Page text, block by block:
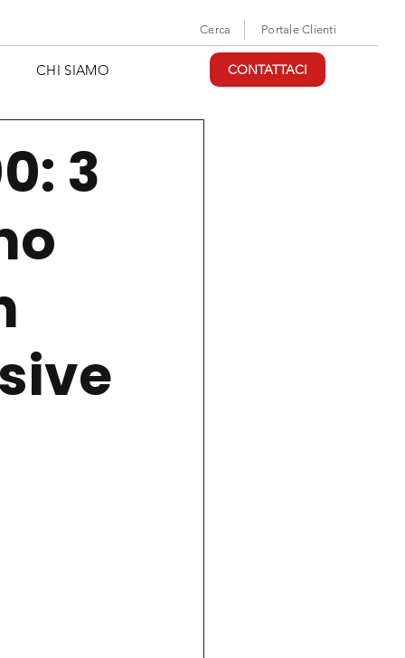
Cerca Portale Clienti
CHI SIAMO CONTATTACI
3